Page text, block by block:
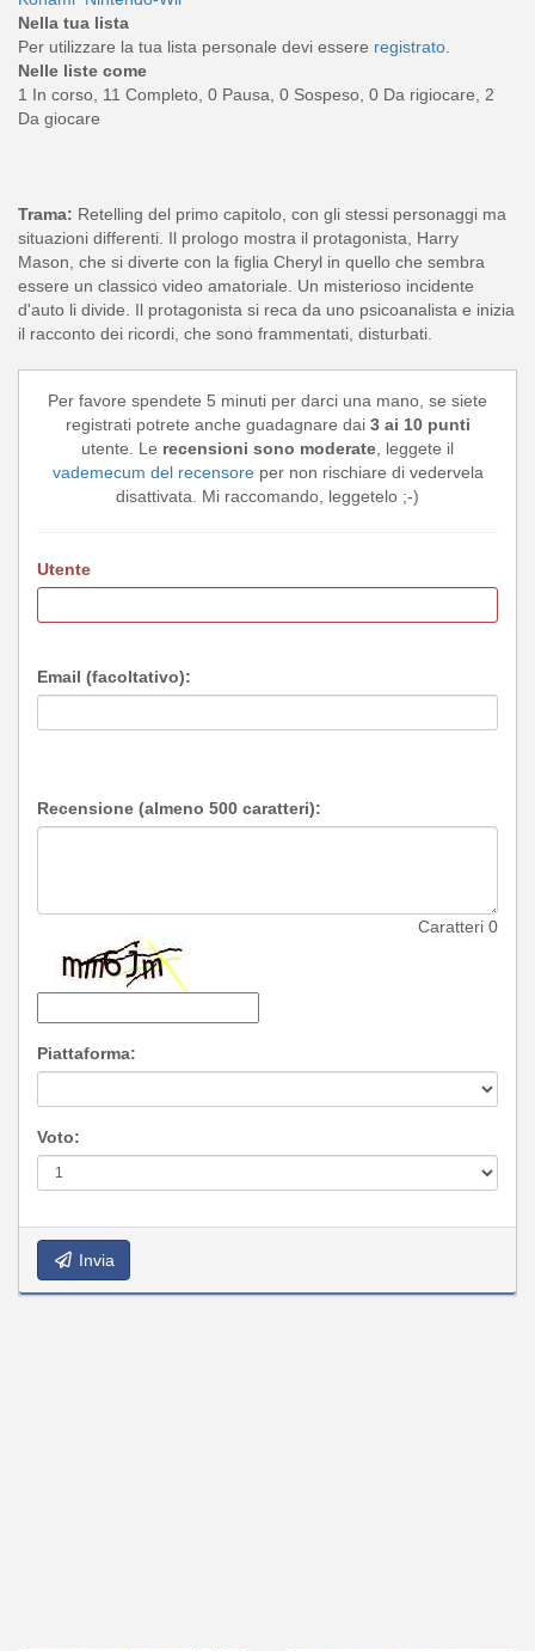
Nella tua lista
Per utilizzare la tua lista personale devi essere registrato.
Nelle liste come
1 In corso, 11 Completo, 0 Pausa, 0 Sospeso, 0 Da rigiocare, 2
Da giocare
Trama: Retelling del primo capitolo, con gli stessi personaggi ma
situazioni differenti. Il prologo mostra il protagonista, Harry
Mason, che si diverte con la figlia Cheryl in quello che sembra
essere un classico video amatoriale. Un misterioso incidente
d'auto li divide. Il protagonista si reca da uno psicoanalista e inizia
il racconto dei ricordi, che sono frammentati, disturbati.
Per favore spendete 5 minuti per darci una mano, se siete
registrati potrete anche guadagnare dai 3 ai 10 punti
utente. Le recensioni sono moderate, leggete il
vademecum del recensoreper non rischiare di vedervela
disattivata. Mi raccomando, leggetelo ;-)
Utente
Email (facoltativo):
Recensione (almeno 500 caratteri):
Caratteri 0
Piattaforma:
Voto:
Invia